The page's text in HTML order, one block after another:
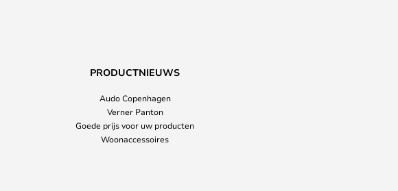
PRODUCTNIEUWS
Audo Copenhagen
Verner Panton
Goede prijs voor uw producten
Woonaccessoires